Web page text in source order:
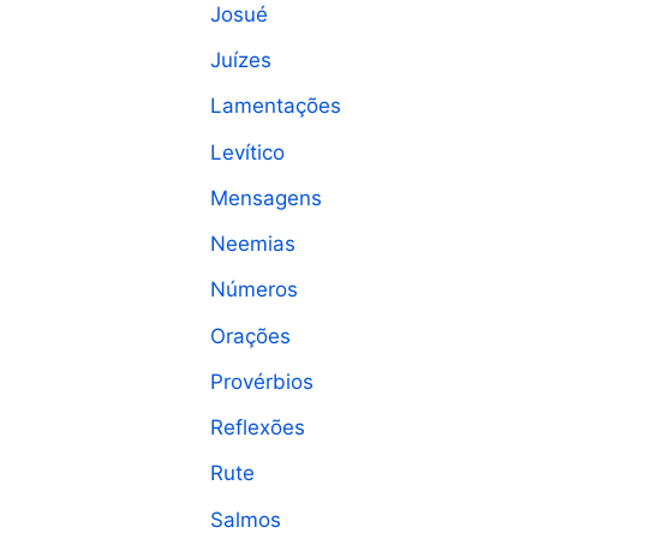
Josué
Juízes
Lamentações
Levítico
Mensagens
Neemias
Números
Orações
Provérbios
Reflexões
Rute
Salmos